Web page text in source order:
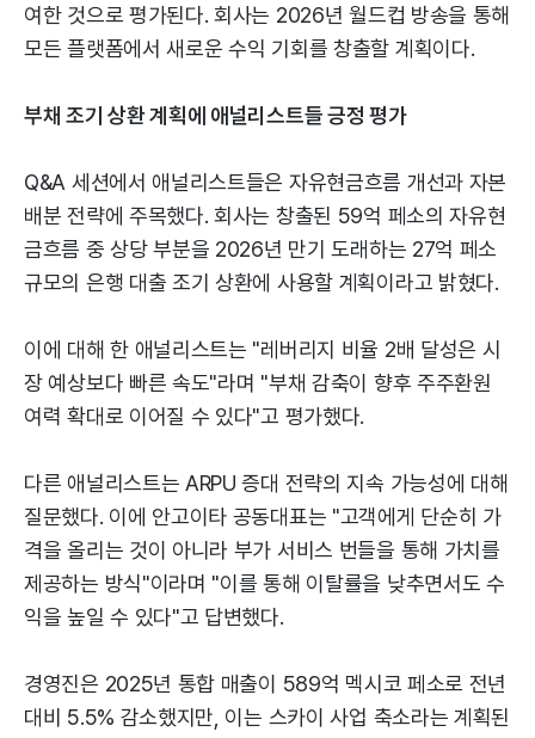
여한 것으로 평가된다. 회사는 2026년 월드컵 방송을 통해
모든 플랫폼에서 새로운 수익 기회를 창출할 계획이다.
부채 조기 상환 계획에 애널리스트들 긍정 평가
Q&A 세션에서 애널리스트들은 자유현금흐름 개선과 자본
배분 전략에 주목했다. 회사는 창출된 59억 페소의 자유현
금흐름 중 상당 부분을 2026년 만기 도래하는 27억 페소
규모의 은행 대출 조기 상환에 사용할 계획이라고 밝혔다.
이에 대해 한 애널리스트는 "레버리지 비율 2배 달성은 시
장 예상보다 빠른 속도"라며 "부채 감축이 향후 주주환원
여력 확대로 이어질 수 있다"고 평가했다.
다른 애널리스트는 ARPU 증대 전략의 지속 가능성에 대해
질문했다. 이에 안고이타 공동대표는 "고객에게 단순히 가
격을 올리는 것이 아니라 부가 서비스 번들을 통해 가치를
제공하는 방식"이라며 "이를 통해 이탈률을 낮추면서도 수
익을 높일 수 있다"고 답변했다.
경영진은 2025년 통합 매출이 589억 멕시코 페소로 전년
대비 5.5% 감소했지만, 이는 스카이 사업 축소라는 계획된